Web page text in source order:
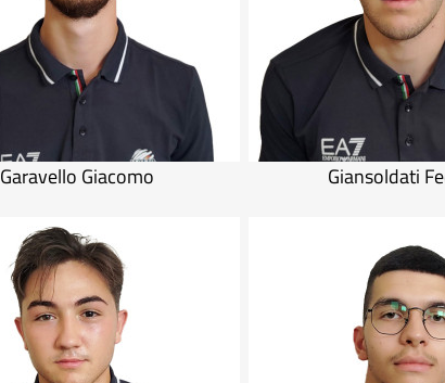
Garavello Giacomo Giansoldati